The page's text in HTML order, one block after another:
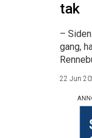
tak
–
gang,
22 Jun